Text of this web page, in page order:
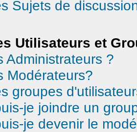
Sujets de
Utilisateurs et
Administrateurs ?
Modérateurs?
groupes
je joindre un
je devenir le